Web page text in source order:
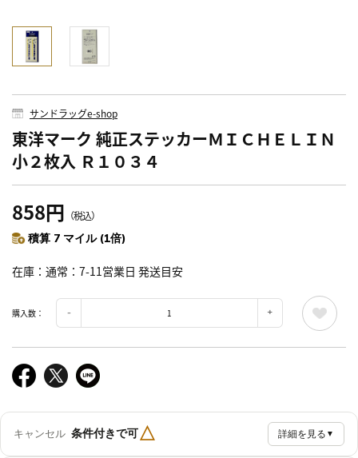
サンドラッグe-shop
東洋マーク 純正ステッカーＭＩＣＨＥＬＩＮ
小２枚入 Ｒ１０３４
858円 （税込）
積算 7 マイル (1倍)
在庫 通常：7-11営業日 発送目安
購入数：
キャンセル 条件付きで可△ 詳細を見る ▼